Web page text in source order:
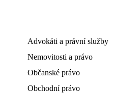
Advokáti a právní služby
Nemovitosti a právo
Občanské právo
Obchodní právo